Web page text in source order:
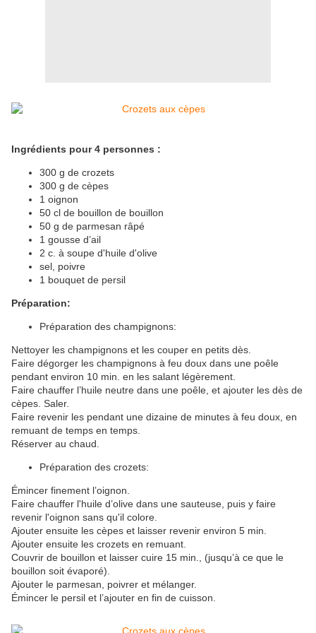
Ingrédients pour 4 personnes :
300 g de crozets
300 g de cèpes
1 oignon
50 cl de bouillon de bouillon
50 g de parmesan râpé
1 gousse d’ail
2 c. à soupe d'huile d'olive
sel, poivre
1 bouquet de persil
Préparation:
Préparation des champignons:
Nettoyer les champignons et les couper en petits dès.
Faire dégorger les champignons à feu doux dans une poêle
pendant environ 10 min. en les salant légèrement.
Faire chauffer l’huile neutre dans une poêle, et ajouter les dès de
cèpes. Saler.
Faire revenir les pendant une dizaine de minutes à feu doux, en
remuant de temps en temps.
Réserver au chaud.
Préparation des crozets:
Émincer finement l’oignon.
Faire chauffer l'huile d’olive dans une sauteuse, puis y faire
revenir l'oignon sans qu'il colore.
Ajouter ensuite les cèpes et laisser revenir environ 5 min.
Ajouter ensuite les crozets en remuant.
Couvrir de bouillon et laisser cuire 15 min., (jusqu’à ce que le
bouillon soit évaporé).
Ajouter le parmesan, poivrer et mélanger.
Émincer le persil et l’ajouter en fin de cuisson.